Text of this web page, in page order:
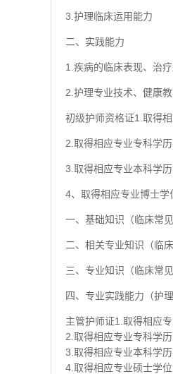
3.护理临床运用能力
二、实践能力
1.疾病的临床表现、治
2.护理专业技术、健康
初级护师资格证1.取得
2.取得相应专业专科学
3.取得相应专业本科学
4、取得相应专业博士学
一、基础知识（临床常
二、相关专业知识（临
三、专业知识（临床常
四、专业实践能力（护
主管护师证1.取得相应
2.取得相应专业专科学
3.取得相应专业本科学
4.取得相应专业硕士学